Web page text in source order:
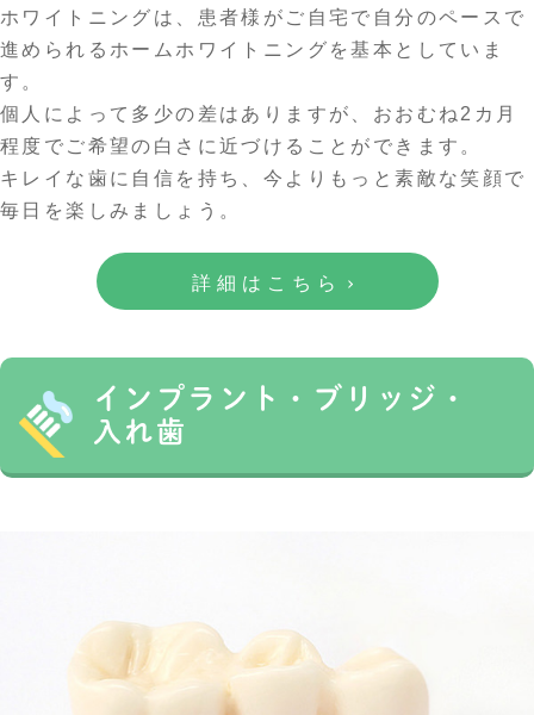
ホワイトニングは、患者様がご自宅で自分のペースで
進められるホームホワイトニングを基本としていま
す。
個人によって多少の差はありますが、おおむね2カ月
程度でご希望の白さに近づけることができます。
キレイな歯に自信を持ち、今よりもっと素敵な笑顔で
毎日を楽しみましょう。
詳細はこちら
インプラント・ ブリッジ・
入れ歯